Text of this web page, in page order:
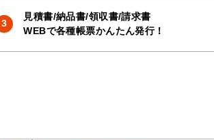
見積書/納品書/領収書/請求書
WEBで各種帳票かんたん発行！